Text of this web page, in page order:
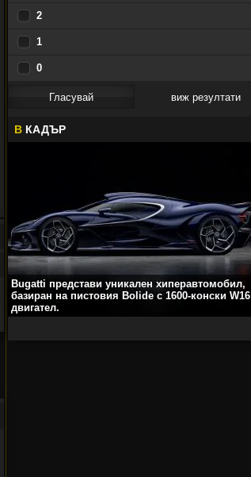
2
1
0
виж резултати
В КАДЪР
Bugatti представи уникален хиперавтомобил,
базиран на пистовия Bolide с 1600-конски W16
двигател.